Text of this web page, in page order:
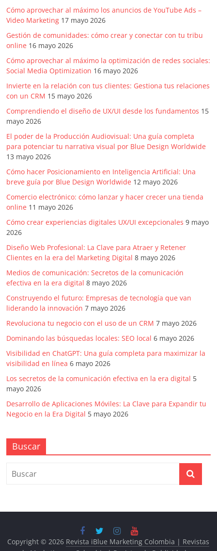
Cómo aprovechar al máximo los anuncios de YouTube Ads –
Video Marketing 17 mayo 2026
Gestión de comunidades: cómo crear y conectar con tu tribu
online 16 mayo 2026
Cómo aprovechar al máximo la optimización de redes sociales:
Social Media Optimization 16 mayo 2026
Invierte en la relación con tus clientes: Gestiona tus relaciones
con un CRM 15 mayo 2026
Comprendiendo el diseño de UX/UI desde los fundamentos 15
mayo 2026
El poder de la Producción Audiovisual: Una guía completa
para potenciar tu narrativa visual por Blue Design Worldwide
13 mayo 2026
Cómo hacer Posicionamiento en Inteligencia Artificial: Una
breve guía por Blue Design Worldwide 12 mayo 2026
Comercio electrónico: cómo lanzar y hacer crecer una tienda
online 11 mayo 2026
Cómo crear experiencias digitales UX/UI excepcionales 9 mayo
2026
Diseño Web Profesional: La Clave para Atraer y Retener
Clientes en la era del Marketing Digital 8 mayo 2026
Medios de comunicación: Secretos de la comunicación
efectiva en la era digital 8 mayo 2026
Construyendo el futuro: Empresas de tecnología que van
liderando la innovación 7 mayo 2026
Revoluciona tu negocio con el uso de un CRM 7 mayo 2026
Dominando las búsquedas locales: SEO local 6 mayo 2026
Visibilidad en ChatGPT: Una guía completa para maximizar la
visibilidad en línea 6 mayo 2026
Los secretos de la comunicación efectiva en la era digital 5
mayo 2026
Desarrollo de Aplicaciones Móviles: La Clave para Expandir tu
Negocio en la Era Digital 5 mayo 2026
Buscar
Copyright © 2026 Revista iBlue Marketing Colombia | Revistas